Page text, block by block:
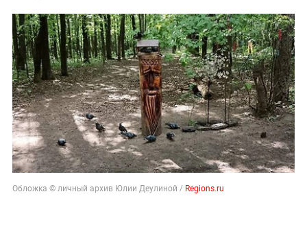
Обложка © личный архив Юлии Деулиной / Regions.ru